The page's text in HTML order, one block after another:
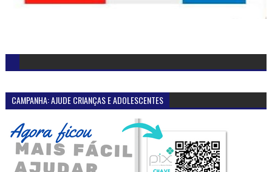
CAMPANHA: AJUDE CRIANÇAS E ADOLESCENTES